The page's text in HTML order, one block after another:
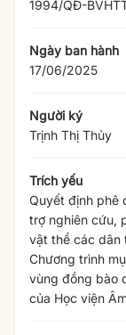
1994/QÐ-
Ngày ban hành
17/06/2025
Người ký
Trịnh Thị Thủy
Trích yếu
Quyết định phê
trợ nghiên cứu,
vật thể các dân
Chương trình
vùng đồng bào
của Học viện